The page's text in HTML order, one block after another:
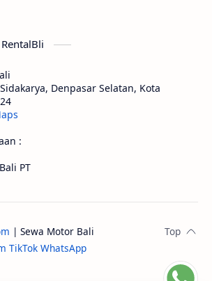
Denpasar Selatan, Kota
:
PT
| Sewa Motor Bali
TikTok WhatsApp